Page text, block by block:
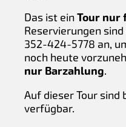
Das ist einTour nur
Reservierungen
352-424-5778 an,
noch heute
nur Barzahlung.
Auf dieser Tour sind
verfügbar.